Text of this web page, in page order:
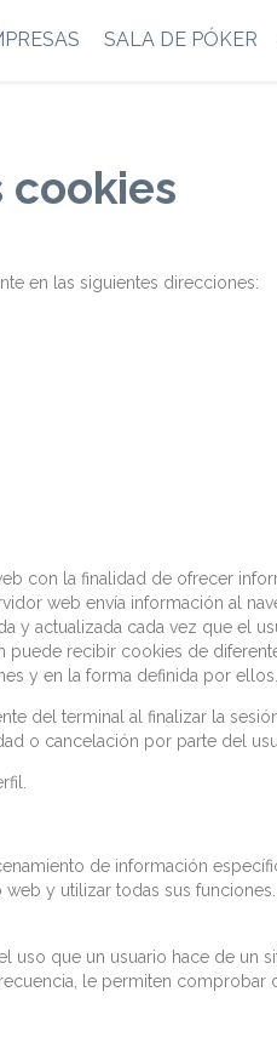
SALA DE PÓKER
cookies
en las siguientes direcciones:
con la finalidad de ofrecer
web envía información al
y actualizada cada vez que el
puede recibir cookies de
y en la forma definida por ellos.
del terminal al finalizar la
o cancelación por parte del
de información
y utilizar todas sus
uso que un usuario hace de un
le permiten comprobar